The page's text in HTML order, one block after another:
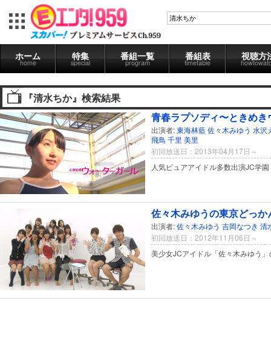
ホーム
home
特集
special
番組一覧
program
番組表
timetable
視聴方
『清水ちか』検索結果
青春ラプソディ〜ときめ
出演者:東海林藍佐々木みゆう 水沢
飛鳥 千里 美里
初回放送日：2013年04月17日～
人気ピュアアイドル多数出演JC学
佐々木みゆうの東京どっ
出演者:佐々木みゆう 吉岡なつき 清
初回放送日：2012年11月06日～
美少女JCアイドル「佐々木みゆう